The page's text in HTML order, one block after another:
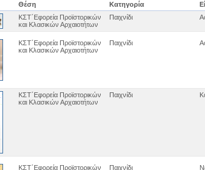
Θέση Κατηγορία
ΚΣΤ΄Εφορεία Προϊστορικών
και Κλασικών Αρχαιοτήτων
Παιχνίδι
ΚΣΤ΄Εφορεία Προϊστορικών
και Κλασικών Αρχαιοτήτων
Παιχνίδι
ΚΣΤ΄Εφορεία Προϊστορικών
και Κλασικών Αρχαιοτήτων
Παιχνίδι
ΚΣΤ΄Εφορεία Προϊστορικών
Παιχνίδι